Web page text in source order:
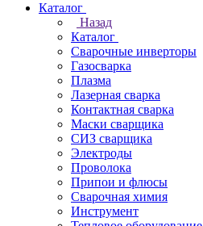
Каталог
Назад
Каталог
Сварочные инверторы
Газосварка
Плазма
Лазерная сварка
Контактная сварка
Маски сварщика
СИЗ сварщика
Электроды
Проволока
Припои и флюсы
Сварочная химия
Инструмент